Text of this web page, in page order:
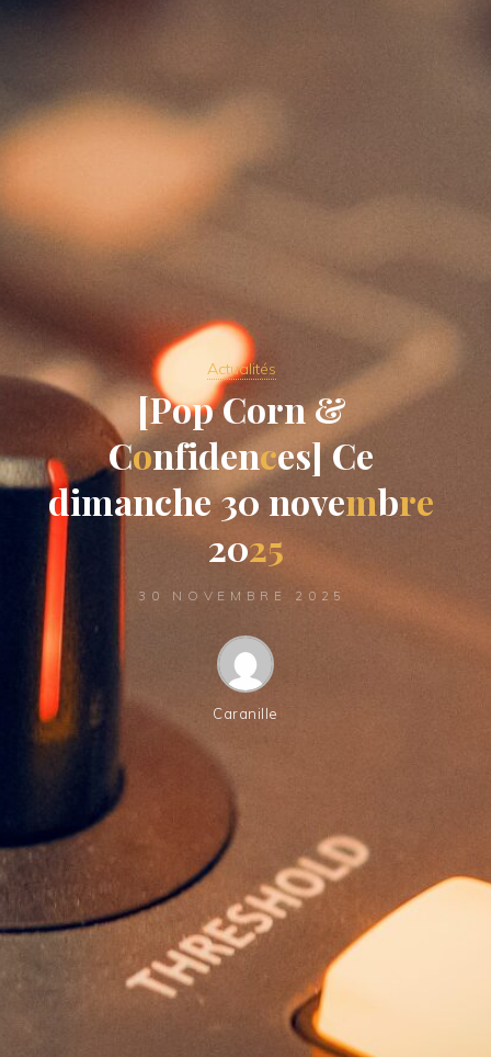
Actualités
[PopCorn&
Confidences]Ce
dimanche30 novembre
2025
30 NOVEMBRE 2025
Caranille